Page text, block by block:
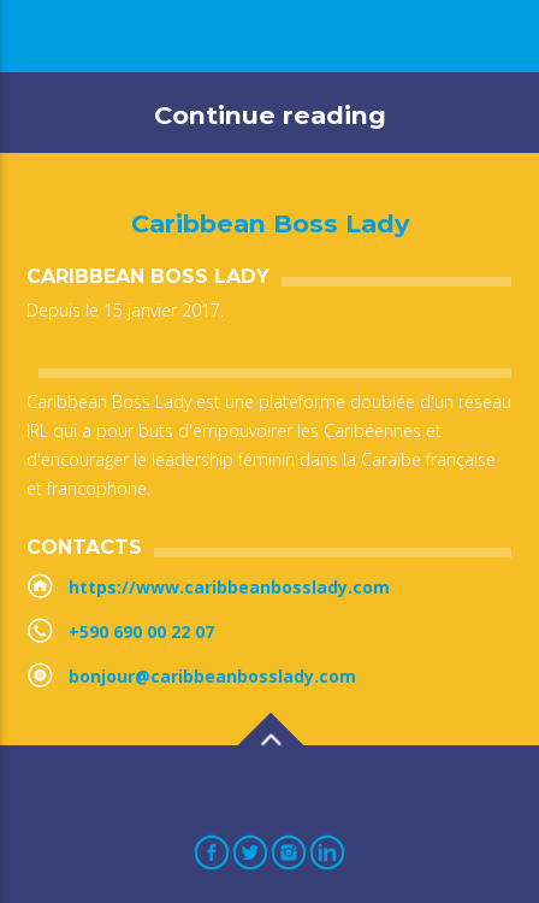
Continue reading
Caribbean Boss Lady
CARIBBEAN BOSS LADY
Depuis le 15 janvier 2017.
Caribbean Boss Lady est une plateforme doublée d'un réseau
IRL qui a pour buts d'empouvoirer les Caribéennes et
d'encourager le leadership féminin dans la Caraïbe française
et francophone.
CONTACTS
https://www.caribbeanbosslady.com
+590 690 00 22 07
bonjour@caribbeanbosslady.com